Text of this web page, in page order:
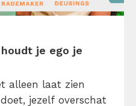
je ego je
alleen laat zien
jezelf overschat